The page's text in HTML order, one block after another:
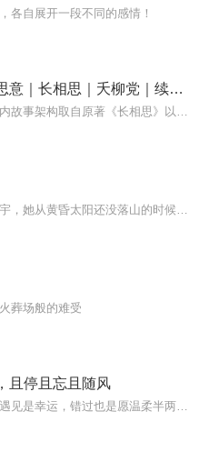
各自展开一段不同的感情！
【免费】不负相思意｜长相思｜夭柳党｜续写意难平
葬场般的难受
且停且忘且随风